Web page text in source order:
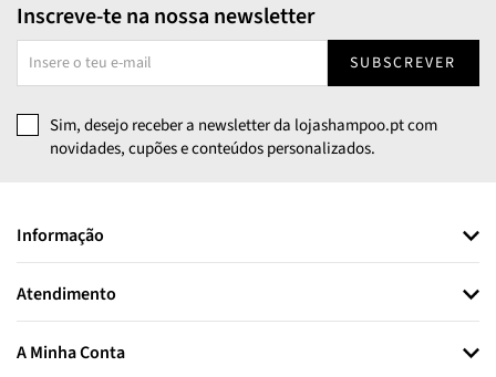
Inscreve-te na nossa newsletter
SUBSCREVER
Sim, desejo receber a newsletter da lojashampoo.pt com
novidades, cupões e conteúdos personalizados.
Informação
Atendimento
A Minha Conta